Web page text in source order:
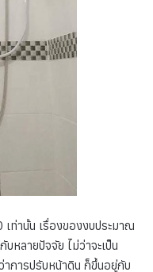
ท่านั้น เรื่องของงบประมาณ
หลายปัจจัย ไม่ว่าจะเป็น
าการปรับหน้าดิน ก็ขึ้นอยู่กับ